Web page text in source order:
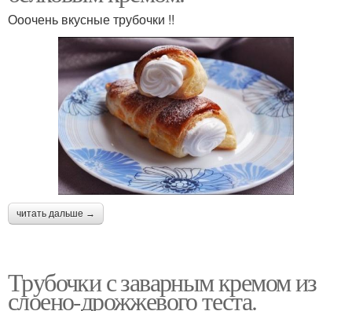
Ооочень вкусные трубочки !!
читать дальше →
Трубочки с заварным кремом из
слоено-дрожжевого теста.